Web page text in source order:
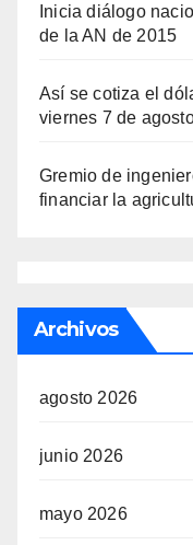
Inicia diálogo
de la AN de 2015
Así se cotiza el
viernes 7 de
Gremio de
financiar la
Archivos
agosto 2026
junio 2026
mayo 2026